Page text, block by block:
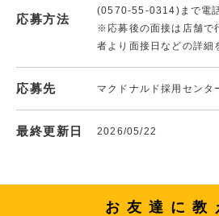
応募方法
(0570-55-0314)まで電
※応募後の面接は店舗で
者より面接日などの詳細
応募先 マクドナルド採用センタ
最終更新日 2026/05/22
お友達に教